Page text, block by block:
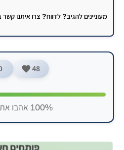
מעוניינים להגיב? לדווח? צרו איתנו
48
100% אהבו את הכתבה